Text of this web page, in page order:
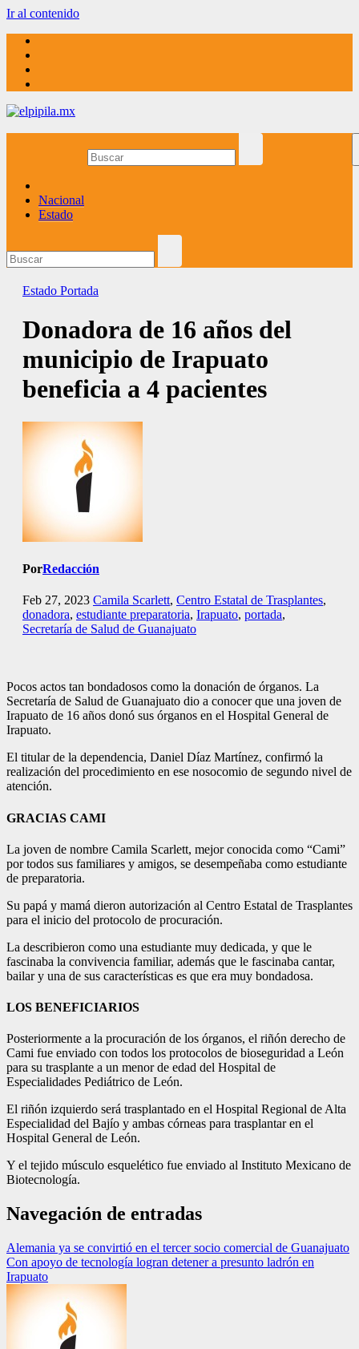
Ir al contenido
Nacional
Estado
Estado Portada
Donadora de 16 años del
municipio de Irapuato
beneficia a 4 pacientes
PorRedacción
Feb 27, 2023 Camila Scarlett, Centro Estatal de Trasplantes,
donadora, estudiante preparatoria, Irapuato, portada,
Secretaría de Salud de Guanajuato
Pocos actos tan bondadosos como la donación de órganos. La
Secretaría de Salud de Guanajuato dio a conocer que una joven de
Irapuato de 16 años donó sus órganos en el Hospital General de
Irapuato.
El titular de la dependencia, Daniel Díaz Martínez, confirmó la
realización del procedimiento en ese nosocomio de segundo nivel de
atención.
GRACIAS CAMI
La joven de nombre Camila Scarlett, mejor conocida como “Cami”
por todos sus familiares y amigos, se desempeñaba como estudiante
de preparatoria.
Su papá y mamá dieron autorización al Centro Estatal de Trasplantes
para el inicio del protocolo de procuración.
La describieron como una estudiante muy dedicada, y que le
fascinaba la convivencia familiar, además que le fascinaba cantar,
bailar y una de sus características es que era muy bondadosa.
LOS BENEFICIARIOS
Posteriormente a la procuración de los órganos, el riñón derecho de
Cami fue enviado con todos los protocolos de bioseguridad a León
para su trasplante a un menor de edad del Hospital de
Especialidades Pediátrico de León.
El riñón izquierdo será trasplantado en el Hospital Regional de Alta
Especialidad del Bajío y ambas córneas para trasplantar en el
Hospital General de León.
Y el tejido músculo esquelético fue enviado al Instituto Mexicano de
Biotecnología.
Navegación de entradas
Alemania ya se convirtió en el tercer socio comercial de Guanajuato
Con apoyo de tecnología logran detener a presunto ladrón en
Irapuato